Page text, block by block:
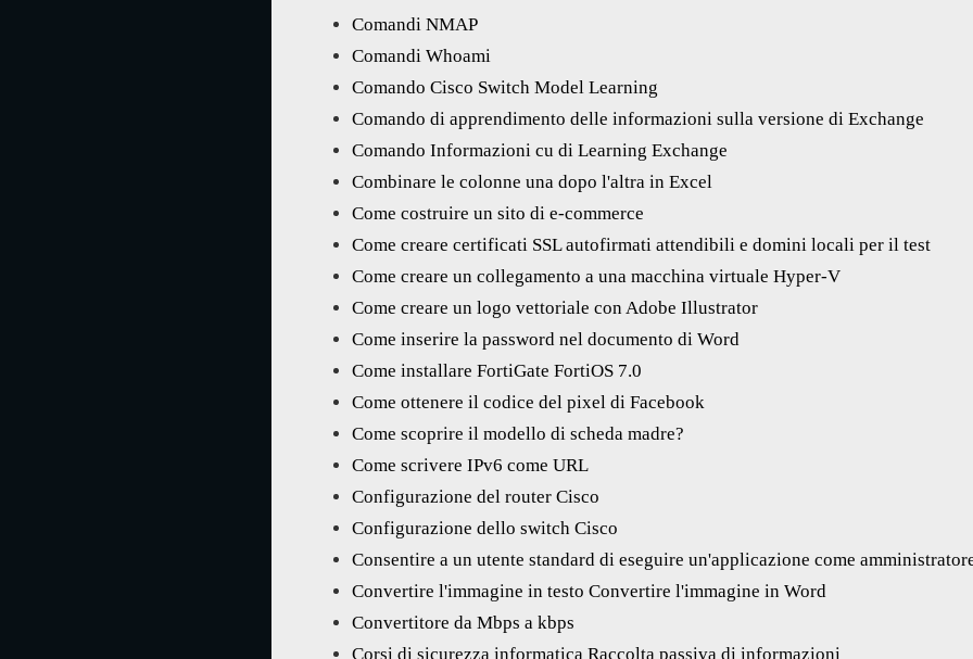
Comandi NMAP
Comandi Whoami
Comando Cisco Switch Model Learning
Comando di apprendimento delle informazioni sulla versione di Exchange
Comando Informazioni cu di Learning Exchange
Combinare le colonne una dopo l'altra in Excel
Come costruire un sito di e-commerce
Come creare certificati SSL autofirmati attendibili e domini locali per il test
Come creare un collegamento a una macchina virtuale Hyper-V
Come creare un logo vettoriale con Adobe Illustrator
Come inserire la password nel documento di Word
Come installare FortiGate FortiOS 7.0
Come ottenere il codice del pixel di Facebook
Come scoprire il modello di scheda madre?
Come scrivere IPv6 come URL
Configurazione del router Cisco
Configurazione dello switch Cisco
Consentire a un utente standard di eseguire un'applicazione come
Convertire l'immagine in testo Convertire l'immagine in Word
Convertitore da Mbps a kbps
Corsi di sicurezza informatica Raccolta passiva di informazioni